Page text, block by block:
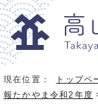
現在位置： トップペ
報たかやま令和2年度